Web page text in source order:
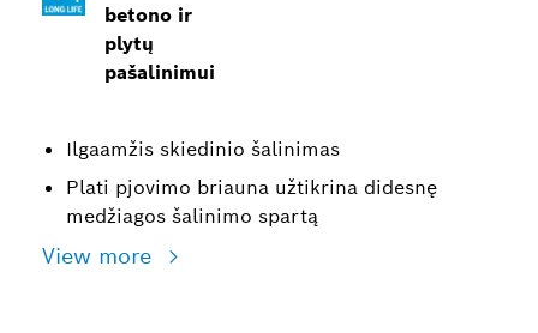
betono ir
plytų
pašalinimui
Ilgaamžis skiedinio šalinimas
Plati pjovimo briauna užtikrina didesnę
medžiagos šalinimo spartą
View more